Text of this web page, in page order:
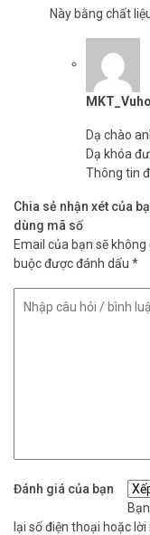
Này bằng chất
Dạ chào
Dạ khóa
Thông tin
Chia sẻ nhận xét của
dùng mã số
Email của bạn sẽ
buộc được đánh dấu *
Đánh giá của bạn
lại số điện thoại hoặc